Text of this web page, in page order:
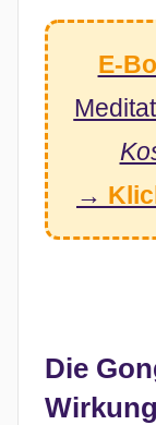
E-
→
Die